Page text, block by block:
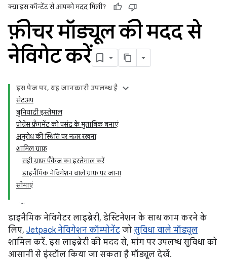
क्या इस कॉन्टेंट से आपको मदद मिली?
फ़ीचर मॉड्यूल की मदद से
नेविगेट करें
इस पेज पर, यह जानकारी उपलब्ध है
सेटअप
बुनियादी इस्तेमाल
प्रोग्रेस फ़्रैगमेंट को पसंद के मुताबिक बनाएं
अनुरोध की स्थिति पर नज़र रखना
शामिल ग्राफ़
सही ग्राफ़ पैकेज का इस्तेमाल करें
डाइनैमिक नेविगेशन वाले ग्राफ़ पर जाना
सीमाएं
डाइनैमिक नेविगेटर लाइब्रेरी, डेस्टिनेशन के साथ काम करने के
लिए, Jetpack नेविगेशन कॉम्पोनेंट जो सुविधा वाले मॉड्यूल
शामिल करें. इस लाइब्रेरी की मदद से, मांग पर उपलब्ध सुविधा को
आसानी से इंस्टॉल किया जा सकता है मॉड्यूल देखें.